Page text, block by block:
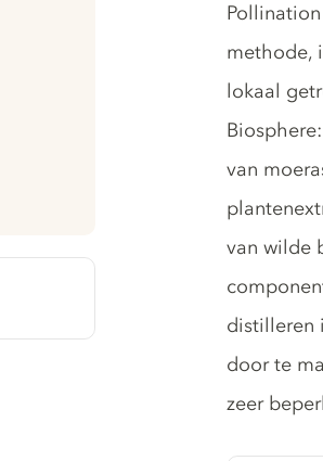
Gin
methode,
lokaal
van
van wilde
distilleren
door te
zeer